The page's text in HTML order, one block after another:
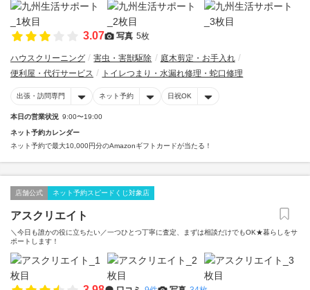
3.07 写真 5枚
ハウスクリーニング 害虫・害獣駆除
庭木剪定・お手入れ
便利屋・代行サービス
トイレつまり・水漏れ修理・蛇口修理
出張・訪問専門 ネット予約 日祝OK
本日の営業状況 9:00〜19:00
ネット予約カレンダー
ネット予約で最大10,000円分のAmazonギフトカードが当たる！
店舗公式 ネット予約スピードくじ対象店
アスクリエイト
＼今日も誰かの役に立ちたい／一つひとつ丁寧に査定、まずは相談だけでもOK★暮らしをサ
ポートします！